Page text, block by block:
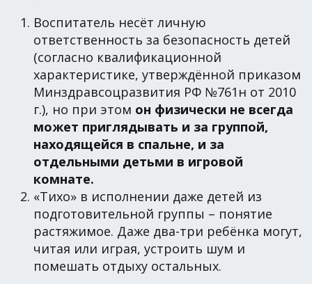
Воспитатель несёт личную
ответственность за безопасность детей
(согласно квалификационной
характеристике, утверждённой приказом
Минздравсоцразвития РФ №761н от 2010
г.), но при этом он физически не всегда
может приглядывать и за группой,
находящейся в спальне, и за
отдельными детьми в игровой
комнате.
«Тихо» в исполнении даже детей из
подготовительной группы – понятие
растяжимое. Даже два-три ребёнка могут,
читая или играя, устроить шум и
помешать отдыху остальных.